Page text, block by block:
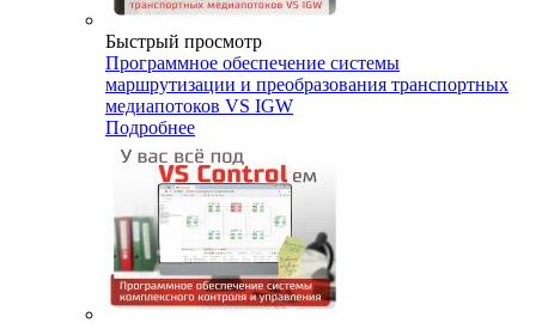
Быстрый просмотр
Программное обеспечение системы
маршрутизации и преобразования транспортных
медиапотоков VS IGW
Подробнее